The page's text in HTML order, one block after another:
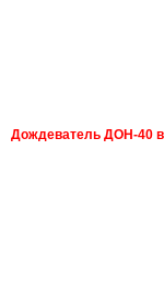
Дождеватель ДОН-40